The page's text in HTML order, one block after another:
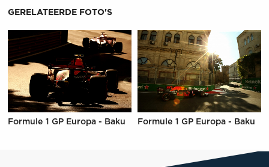
GERELATEERDE FOTO'S
Formule 1 GP Europa - Baku Formule 1 GP Europa - Baku